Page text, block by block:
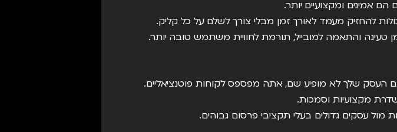
אמינים ומקצועיים יותר.
להחזיק מעמד לאורך זמן מבלי צורך לשלם על כל קליק.
טעינה והתאמה למובייל, תורמת לחוויית משתמש טובה יותר.
העסק שלך לא מופיע שם, אתה מפספס לקוחות פוטנציאליים.
מקצועיות וסמכות.
עסקים גדולים בעלי תקציבי פרסום גבוהים.